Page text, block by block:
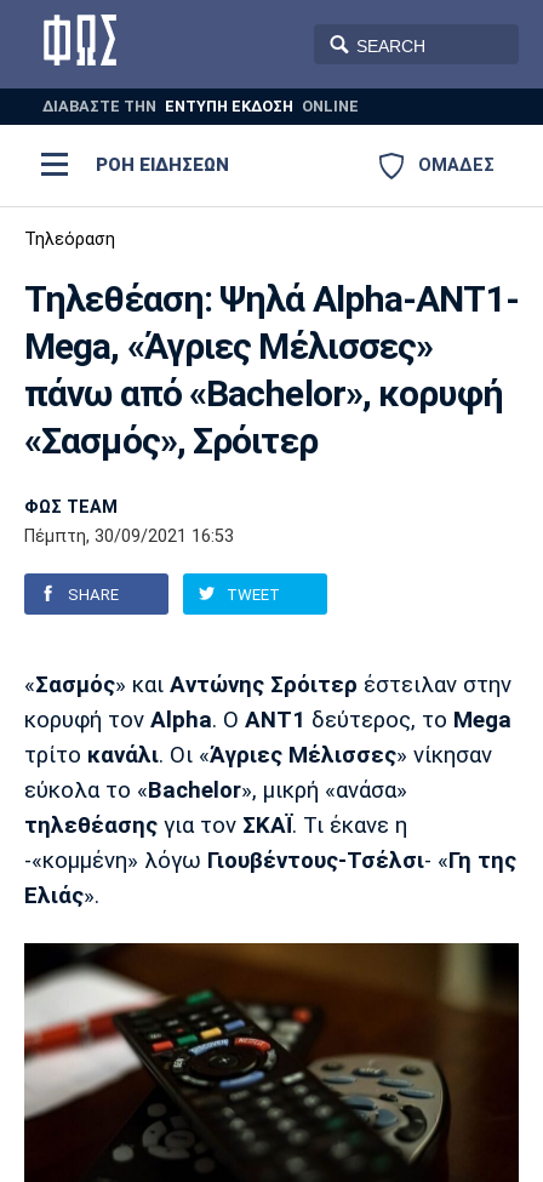
ΔΙΑΒΑΣΤΕ THN ΕΝΤΥΠΗ ΕΚΔΟΣΗ ONLINE
ΟΜΑΔΕΣ
ΡΟΗ ΕΙΔΗΣΕΩΝ
ΠΟΔΟΣΦΑΙΡΟ
ΠΟΛΟ ΣΠΟΡ
AUTO-MOTO PLUS
Ποδόσφαιρο
Super League 1
Super League 2
Γ Εθνική
Champions League
Europa League
Διεθνή
Euro
Εθνικές Ομάδες
Κύπελλο
Διαιτησία
Ποδόσφαιρο Γυναικών
Μπάσκετ
Ελλάδα
ΝΒΑ
Α Γυναικών
Κύπελλο
EuroCup
Basket League
Α2 Μπάσκετ
FIBA World Cup 2023
Ολυμπιακοί Αγώνες
Τένις
Σπορ
Γυμναστική
Κολύμβηση
Χάντμπολ
Αυτοκίνητο
Formula 1
Μοτοσυκλέτα
Tech
Gaming
Gadgets
Smartphones
Plus
Θέατρο
Σινεμά
Ευ ζην
Βιβλίο
Μουσική
Πολιτισμός
Blogs
Η Εφημερίδα
Πρωτοσέλιδα
Έντυπη έκδοση
Στήλες
Τραγούδια
Πρόγραμμα TV
Ολυμπιακός ΑΕΚ ΠΑΟΚ
Αστέρας
ΠΑΣ Γιάννινα
Παναιτωλικός Λαμία ΑΕΛ
Παναχαϊκή Ηρακλής
Τηλεόραση
Τηλεθέαση: Ψηλά Alpha-ΑΝΤ1-
Mega, «Άγριες Μέλισσες»
πάνω από «Bachelor», κορυφή
«Σασμός», Σρόιτερ
ΦΩΣ TEAM
Πέμπτη, 30/09/2021 16:53
SHARE TWEET
«Σασμός» και Αντώνης Σρόιτερ έστειλαν στην
κορυφή τον Alpha. Ο ΑΝΤ1 δεύτερος, το Mega
τρίτο κανάλι. Οι «Άγριες Μέλισσες» νίκησαν
εύκολα το «Bachelor», μικρή «ανάσα»
τηλεθέασης για τον ΣΚΑΪ. Τι έκανε η
-«κομμένη» λόγω Γιουβέντους-Τσέλσι- «Γη της
Ελιάς».